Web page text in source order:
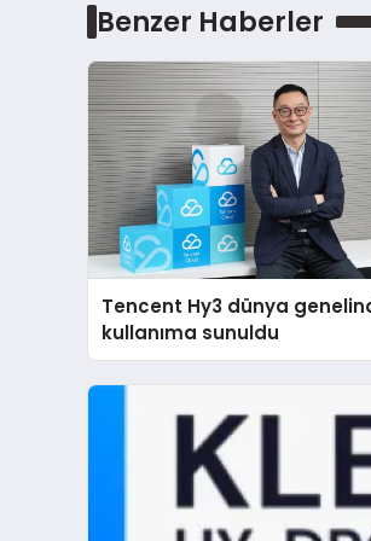
Benzer Haberler
Tencent Hy3 dünya
kullanıma sunuldu